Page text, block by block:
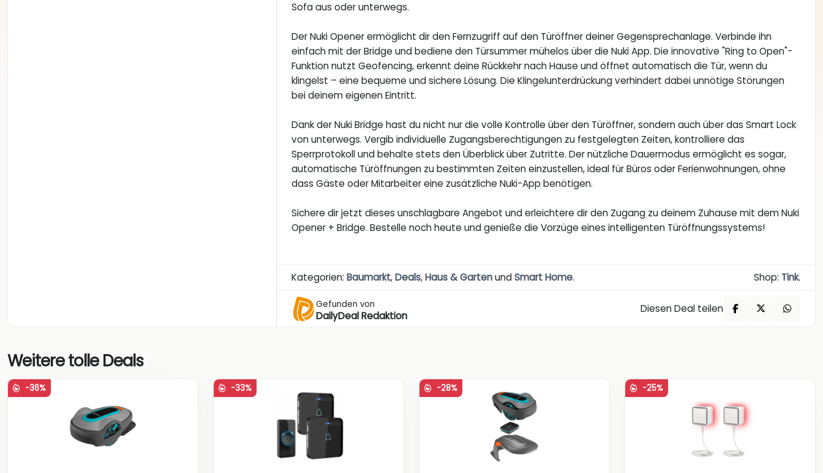
Sofa aus oder unterwegs.
Der Nuki Opener ermöglicht dir den Fernzugriff auf den Türöffner deiner Gegensprechanlage. Verbinde ihn
einfach mit der Bridge und bediene den Türsummer mühelos über die Nuki App. Die innovative "Ring to Open"-
Funktion nutzt Geofencing, erkennt deine Rückkehr nach Hause und öffnet automatisch die Tür, wenn du
klingelst – eine bequeme und sichere Lösung. Die Klingelunterdrückung verhindert dabei unnötige Störungen
bei deinem eigenen Eintritt.
Dank der Nuki Bridge hast du nicht nur die volle Kontrolle über den Türöffner, sondern auch über das Smart Lock
von unterwegs. Vergib individuelle Zugangsberechtigungen zu festgelegten Zeiten, kontrolliere das
Sperrprotokoll und behalte stets den Überblick über Zutritte. Der nützliche Dauermodus ermöglicht es sogar,
automatische Türöffnungen zu bestimmten Zeiten einzustellen, ideal für Büros oder Ferienwohnungen, ohne
dass Gäste oder Mitarbeiter eine zusätzliche Nuki-App benötigen.
Sichere dir jetzt dieses unschlagbare Angebot und erleichtere dir den Zugang zu deinem Zuhause mit dem Nuki
Opener + Bridge. Bestelle noch heute und genieße die Vorzüge eines intelligenten Türöffnungssystems!
Kategorien:Baumarkt,Deals,Haus & GartenundSmart Home. Shop: Tink.
Gefunden von
DailyDeal Redaktion
Diesen Deal teilen
Weitere tolle Deals
-36% -33% -28% -25%